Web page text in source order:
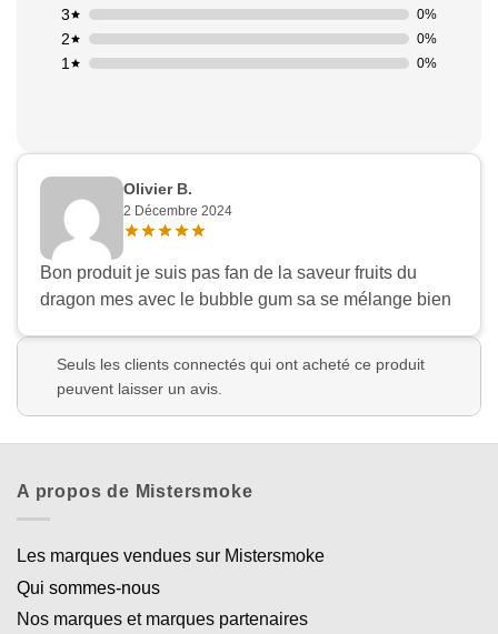
1 0%
2 0%
3 0%
Olivier B.
2 Décembre 2024
Bon produit je suis pas fan de la saveur fruits du
dragon mes avec le bubble gum sa se mélange bien
Seuls les clients connectés qui ont acheté ce produit
peuvent laisser un avis.
A propos de Mistersmoke
Les marques vendues sur Mistersmoke
Qui sommes-nous
Nos marques et marques partenaires
Appliquer les filtres